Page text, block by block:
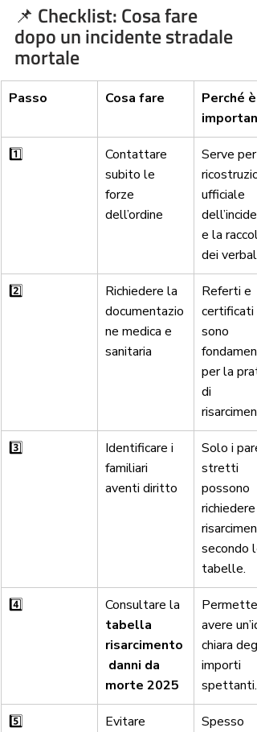
📌 Checklist: Cosa fare
dopo un incidente stradale
mortale
Passo Cosa fare
Perché è
1️⃣
Contattare
subito le
forze
dell’ordine
Serve per
ufficiale
e la
dei verbali.
2️⃣
Richiedere la
documentazio
ne medica e
sanitaria
Referti e
certificati
sono
per la
di
3️⃣
Identificare i
familiari
aventi diritto
Solo i
stretti
possono
richiedere
secondo le
tabelle.
4️⃣
Consultare la
tabella
risarcimento
danni da
morte 2025
Permette
avere
chiara
importi
spettanti.
5️⃣ Evitare Spesso